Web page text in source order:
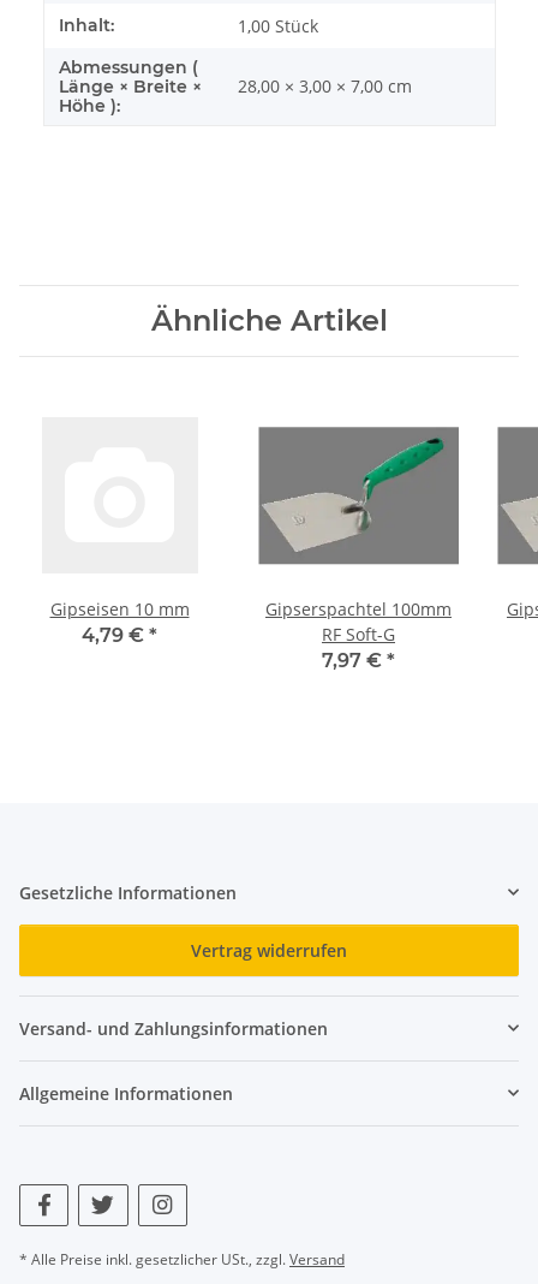
Inhalt: 1,00 Stück
Abmessungen (
Länge × Breite ×
Höhe ):
28,00 × 3,00 × 7,00 cm
Ähnliche Artikel
Gipseisen 10 mm
4,79 € *
Gipserspachtel 100mm
RF Soft-G
7,97 € *
Gesetzliche Informationen
Vertrag widerrufen
Versand- und Zahlungsinformationen
Allgemeine Informationen
* Alle Preise inkl. gesetzlicher USt., zzgl.Versand